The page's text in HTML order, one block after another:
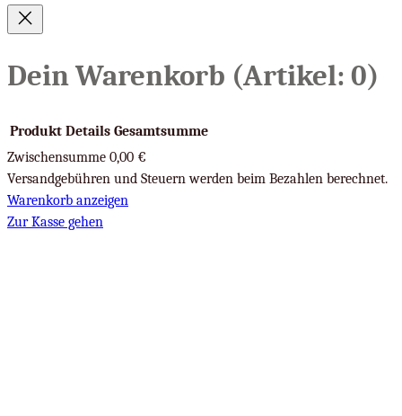
Dein Warenkorb (Artikel: 0)
Produkte
im
Produkt Details Gesamtsumme
Zwischensumme 0,00 €
Versandgebühren und Steuern werden beim Bezahlen berechnet.
Warenkorb anzeigen
Zur Kasse gehen